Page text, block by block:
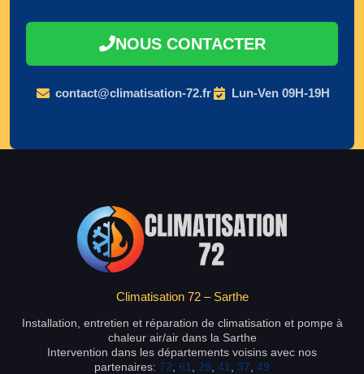
NOUS CONTACTER
contact@climatisation-72.fr Lun-Ven 09H-19H
Climatisation 72 – Sarthe
Installation, entretien et réparation de climatisation et pompe à
chaleur air/air dans la Sarthe
Intervention dans les départements voisins avec nos
partenaires: 72 61 28 41 37 49